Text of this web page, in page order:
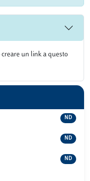
un link a questo
ND
ND
ND